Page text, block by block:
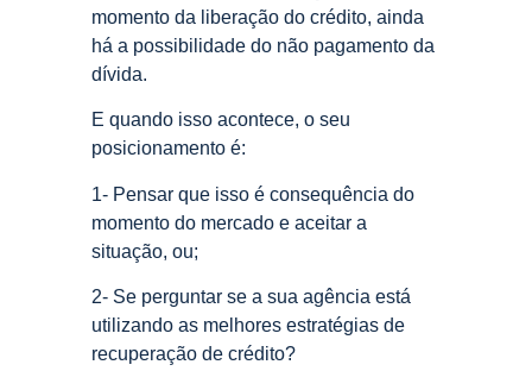
momento da liberação do crédito, ainda
há a possibilidade do não pagamento da
dívida.
E quando isso acontece, o seu
posicionamento é:
1- Pensar que isso é consequência do
momento do mercado e aceitar a
situação, ou;
2- Se perguntar se a sua agência está
utilizando as melhores estratégias de
recuperação de crédito?